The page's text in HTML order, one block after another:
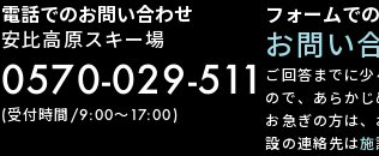
電話でのお問い合わせ
安比高原スキー場
0570-029-511
(受付時間/9:00〜17:00)
フォームで
お問い
ご回答までに
ので、あらかじ
お急ぎの方は
設の連絡先は施